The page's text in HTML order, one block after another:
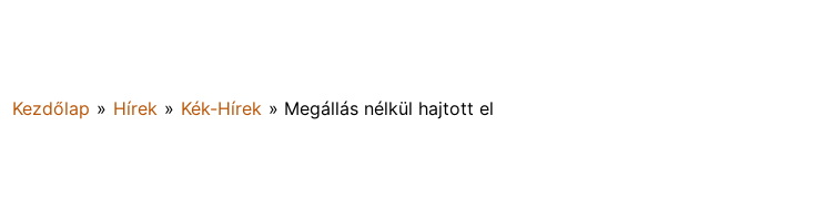
Kezdőlap » Hírek » Kék-Hírek » Megállás nélkül hajtott el